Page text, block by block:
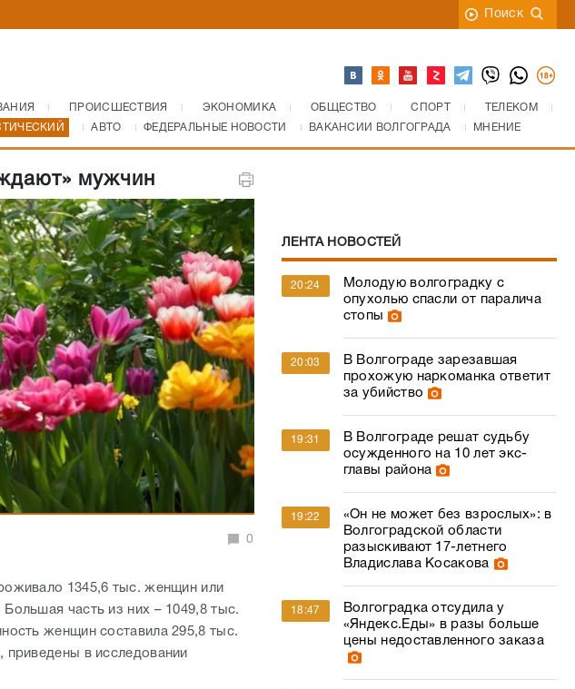
Поиск
ПРОИСШЕСТВИЯ ЭКОНОМИКА ОБЩЕСТВО СПОРТ
ТЕЛЕКОМ
АВТО ФЕДЕРАЛЬНЫЕ НОВОСТИ ВАКАНСИИ ВОЛГОГРАДА МНЕНИЕ
мужчин
0
1345,6 тыс. женщин или
часть из них – 1049,8 тыс.
женщин составила 295,8 тыс.
в исследовании
ЛЕНТА НОВОСТЕЙ
20:24
Молодую волгоградку с
опухолью спасли от паралича
стопы
20:03
В Волгограде зарезавшая
прохожую наркоманка ответит
за убийство
19:31
В Волгограде решат судьбу
осужденного на 10 лет экс-
главы района
19:22
«Он не может без взрослых»: в
Волгоградской области
разыскивают 17-летнего
Владислава Косакова
18:47
Волгоградка отсудила у
«Яндекс.Еды» в разы больше
цены недоставленного заказа